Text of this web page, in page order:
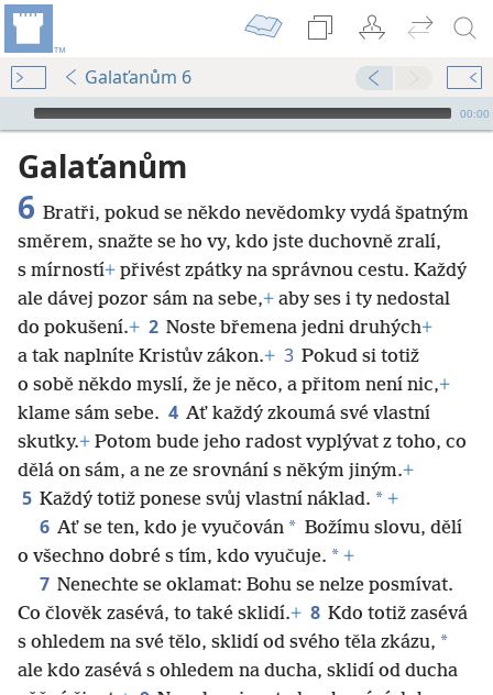
Galaťanům 6
Audio Player
00:00
Galaťanům
6 Bratři, pokud se někdo nevědomky vydá špatným
směrem, snažte se ho vy, kdo jste duchovně zralí,
s mírností+ přivést zpátky na správnou cestu. Každý
ale dávej pozor sám na sebe,+ aby ses i ty nedostal
do pokušení.+ 2 Noste břemena jedni druhých+
a tak naplníte Kristův zákon.+ 3 Pokud si totiž
o sobě někdo myslí, že je něco, a přitom není nic,+
klame sám sebe. 4 Ať každý zkoumá své vlastní
skutky.+ Potom bude jeho radost vyplývat z toho, co
dělá on sám, a ne ze srovnání s někým jiným.+
5 Každý totiž ponese svůj vlastní náklad. * +
6 Ať se ten, kdo je vyučován * Božímu slovu, dělí
o všechno dobré s tím, kdo vyučuje. * +
7 Nenechte se oklamat: Bohu se nelze posmívat.
Co člověk zasévá, to také sklidí.+ 8 Kdo totiž zasévá
s ohledem na své tělo, sklidí od svého těla zkázu, *
ale kdo zasévá s ohledem na ducha, sklidí od ducha